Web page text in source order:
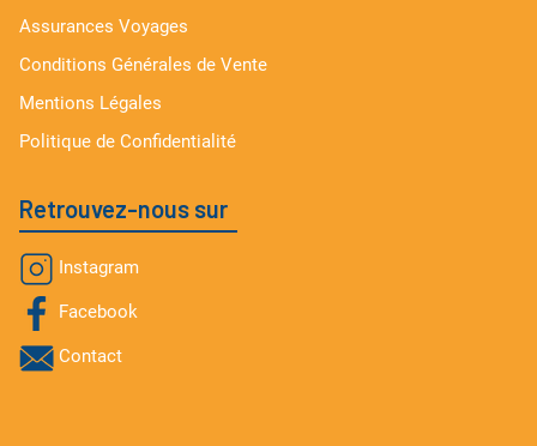
Assurances Voyages
Conditions Générales de Vente
Mentions Légales
Politique de Confidentialité
Retrouvez-nous sur
Instagram
Facebook
Contact